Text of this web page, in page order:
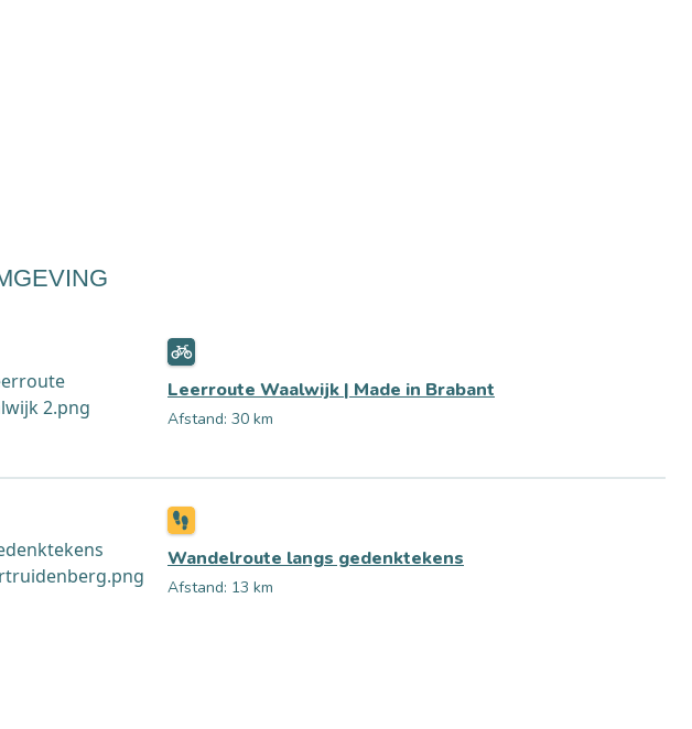
Leerroute Waalwijk | Made in Brabant
Afstand: 30 km
Wandelroute langs gedenktekens
Afstand: 13 km